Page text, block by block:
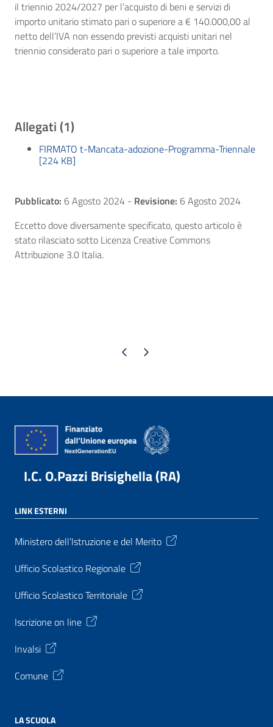
il triennio 2024/2027 per l’acquisto di beni e servizi di
importo unitario stimato pari o superiore a € 140.000,00 al
netto dell’IVA non essendo previsti acquisti unitari nel
triennio considerato pari o superiore a tale importo.
Allegati (1)
FIRMATO t-Mancata-adozione-Programma-Triennale
[224 KB]
Pubblicato: 6 Agosto 2024 - Revisione: 6 Agosto 2024
Eccetto dove diversamente specificato, questo articolo è
stato rilasciato sotto Licenza Creative Commons
Attribuzione 3.0 Italia.
Pagina precedente
Pagina successiva
I.C. O.Pazzi Brisighella (RA)
LINK ESTERNI
Ministero dell’Istruzione e del Merito
Ufficio Scolastico Regionale
Ufficio Scolastico Territoriale
Iscrizione on line
Invalsi
Comune
LA SCUOLA